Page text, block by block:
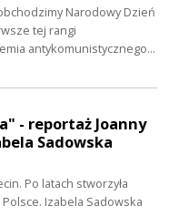
Narodowy Dzień
tej rangi
antykomunistycznego…
- reportaż Joanny
Sadowska
Po latach stworzyła
Izabela Sadowska